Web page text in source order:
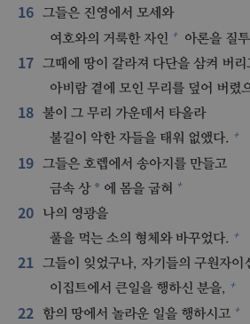
16 그들은 진영에서 모세와
여호와의 거룩한 자인 + 아론을 질
17 그때에 땅이 갈라져 다단을 삼켜 버리
아비람 곁에 모인 무리를 덮어 버렸
18 불이 그 무리 가운데서 타올라
불길이 악한 자들을 태워 없앴다. +
19 그들은 호렙에서 송아지를 만들고
금속 상 * 에 몸을 굽혀 +
20
나의 영광을
풀을 먹는 소의 형체와 바꾸었다. +
21 그들이 잊었구나, 자기들의 구원자이
이집트에서 큰일을 행하신 분을, +
22 함의 땅에서 놀라운 일을 행하시고 +